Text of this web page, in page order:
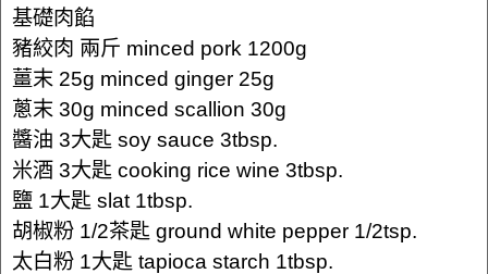
基礎肉餡
豬絞肉 兩斤 minced pork 1200g
薑末 25g minced ginger 25g
蔥末 30g minced scallion 30g
醬油 3大匙 soy sauce 3tbsp.
米酒 3大匙 cooking rice wine 3tbsp.
鹽 1大匙 slat 1tbsp.
胡椒粉 1/2茶匙 ground white pepper 1/2tsp.
太白粉 1大匙 tapioca starch 1tbsp.